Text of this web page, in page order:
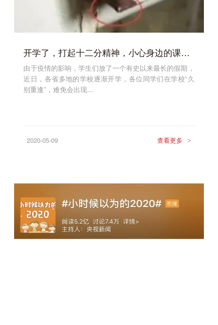
开学了，打起十二分精神，小心身边的课桌椅
由于疫情的影响，学生们放了一个有史以来最长的假期，
近日，各省多地的学校逐渐开学，各位同学们在学校“久
别重逢”，难免会出现...
2020-05-09 查看更多 >